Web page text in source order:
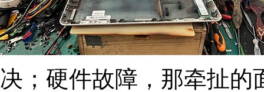
决；硬件故障，那牵扯的